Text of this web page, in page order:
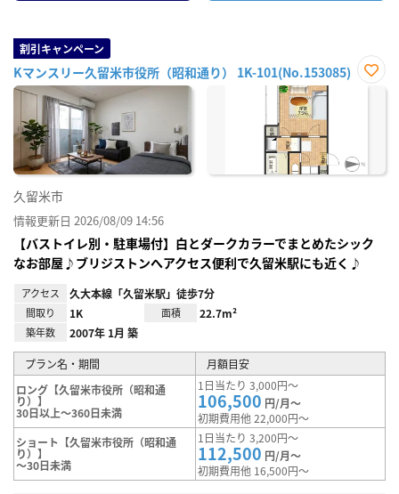
割引キャンペーン
Kマンスリー久留米市役所（昭和通り） 1K-101(No.153085)
お気
久留米市
情報更新日 2026/08/09 14:56
【バストイレ別・駐車場付】白とダークカラーでまとめたシック
なお部屋♪ブリジストンへアクセス便利で久留米駅にも近く♪
アクセス 久大本線「久留米駅」徒歩7分
間取り 1K 面積 22.7m²
築年数 2007年 1月 築
プラン名・期間
月額目安
ロング【久留米市役所（昭和通
り）】
30日以上～360日未満
1日当たり 3,000円～
106,500 円/月～
初期費用他 22,000円～
ショート【久留米市役所（昭和通
り）】
～30日未満
1日当たり 3,200円～
112,500 円/月～
初期費用他 16,500円～